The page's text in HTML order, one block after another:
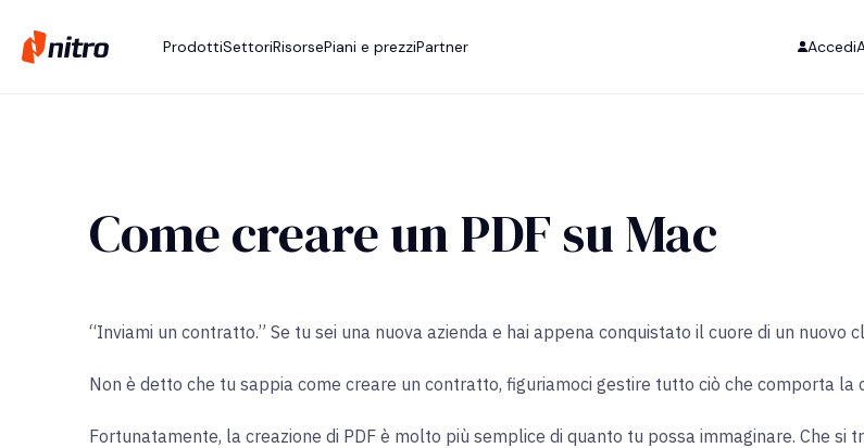
ProdottiSettoriRisorsePiani e prezziPartner Accedi
Come creare un PDF su Mac
“Inviami un contratto.” Se tu sei una nuova azienda e hai appena conquistato il cuore di un nuovo
Non è detto che tu sappia come creare un contratto, figuriamoci gestire tutto ciò che comporta la
Fortunatamente, la creazione di PDF è molto più semplice di quanto tu possa immaginare. Che si